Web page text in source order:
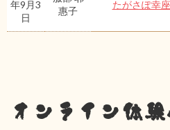
年9月3
日
惠子
たがさぽ幸座
オンライン体